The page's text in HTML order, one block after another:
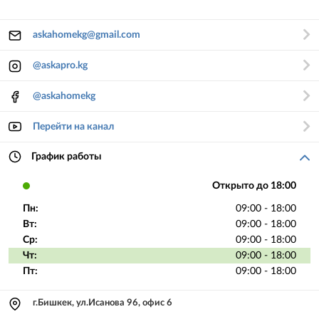
askahomekg@gmail.com
@askapro.kg
@askahomekg
Перейти на канал
График работы
Открыто до 18:00
Пн:
09:00 - 18:00
Вт:
09:00 - 18:00
Ср:
09:00 - 18:00
Чт:
09:00 - 18:00
Пт:
09:00 - 18:00
г.Бишкек, ул.Исанова 96, офис 6